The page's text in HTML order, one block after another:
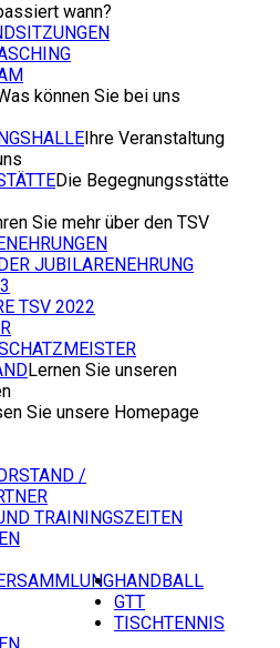
wann?
können Sie bei uns
Ihre Veranstaltung
Die Begegnungsstätte
Sie mehr über den TSV
JUBILARENEHRUNG
TSV 2022
Lernen Sie unseren
Sie unsere Homepage
/
TRAININGSZEITEN
HANDBALL
GTT
TISCHTENNIS